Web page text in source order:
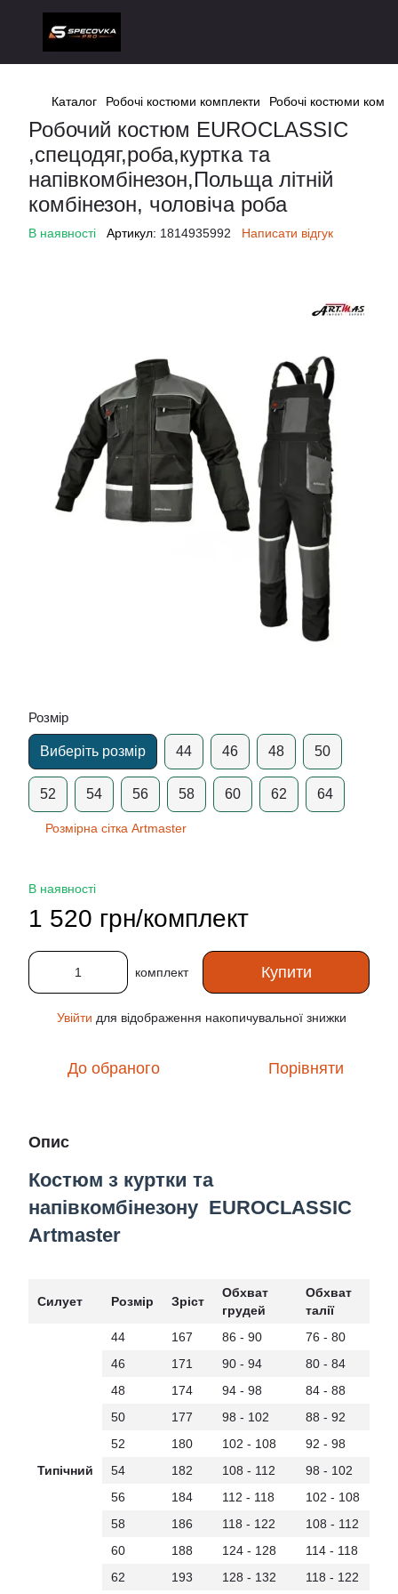
Каталог Робочі костюми комплекти Робочі костюми
Робочий костюм EUROCLASSIC
,спецодяг,роба,куртка та
напівкомбінезон,Польща літній
комбінезон, чоловіча роба
В наявності Артикул: 1814935992 Написати відгук
Розмір
Виберіть розмір 44 46 48 50
52 54 56 58 60 62 64
Розмірна сітка Artmaster
В наявності
1 520 грн/комплект
комплект Купити
Увійти для відображення накопичувальної знижки
До обраного Порівняти
Опис
Костюм з куртки та
напівкомбінезону EUROCLASSIC
Artmaster
Силует Розмір Зріст
Обхват
грудей
Обхват
талії
Типічний
44 167 86 - 90
76 - 80
46
171 90 - 94
80 - 84
48
174 94 - 98
84 - 88
50
177 98 - 102
88 - 92
52
180 102 - 108
92 - 98
54
182 108 - 112
98 - 102
56
184 112 - 118
102 - 108
58
186 118 - 122
108 - 112
60
188 124 - 128
114 - 118
62
193 128 - 132 118 - 122